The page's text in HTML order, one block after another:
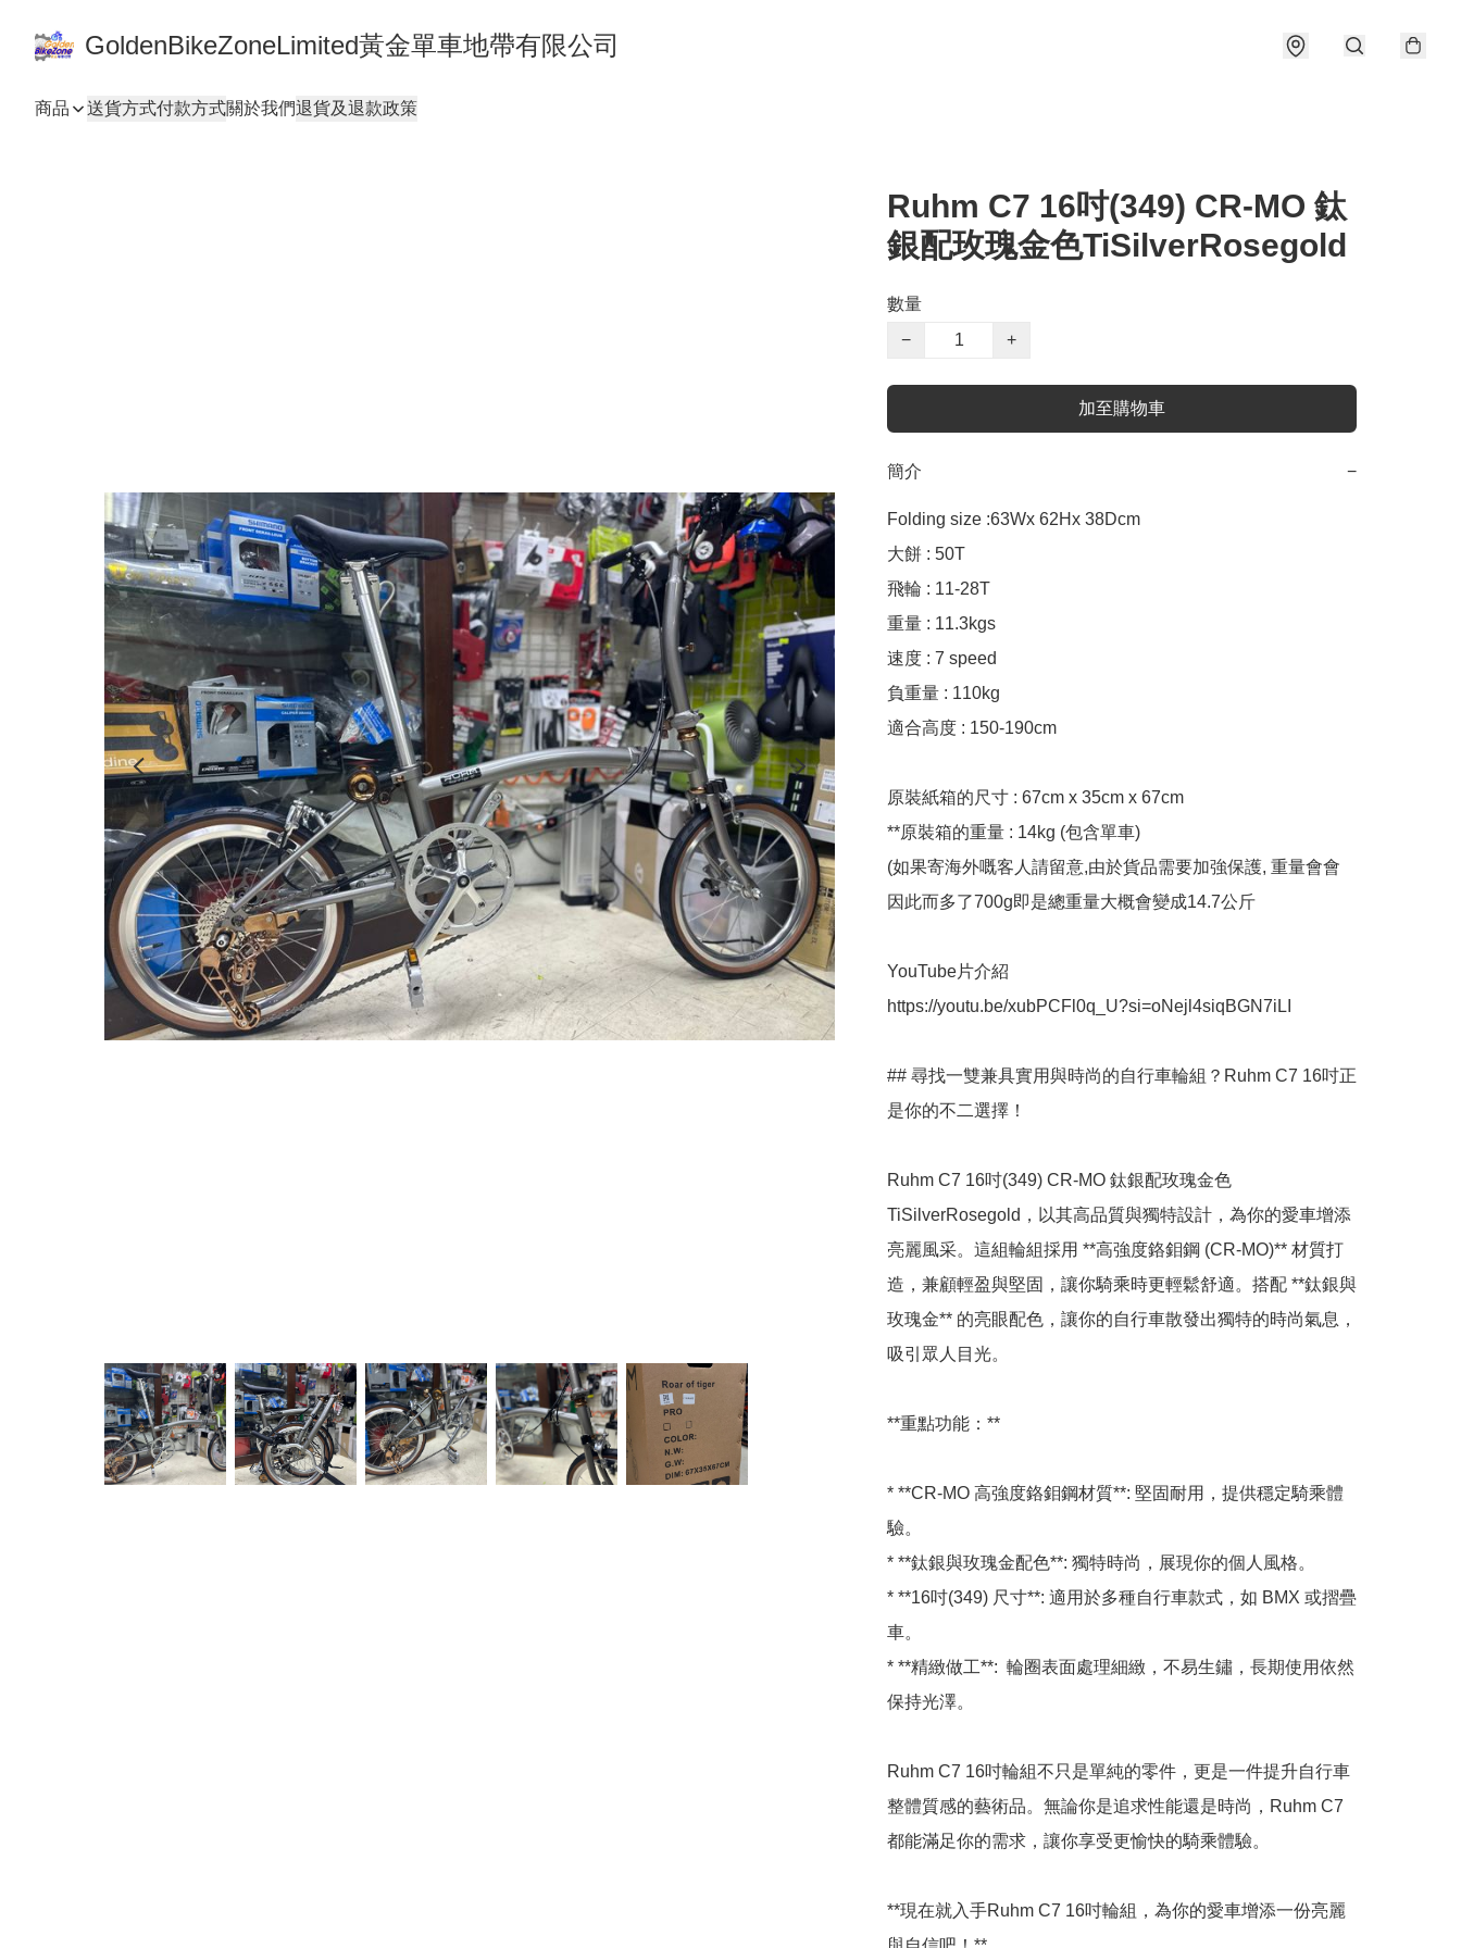
GoldenBikeZoneLimited黃金單車地帶有限公司
商品 送貨方式付款方式關於我們退貨及退款政策
Ruhm C7 16吋(349) CR-MO 鈦
銀配玫瑰金色TiSilverRosegold
數量
−
+
加至購物車
簡介 −
Folding size :63Wx 62Hx 38Dcm
大餅 : 50T
飛輪 : 11-28T
重量 : 11.3kgs
速度 : 7 speed
負重量 : 110kg
適合高度 : 150-190cm
原裝紙箱的尺寸 : 67cm x 35cm x 67cm
**原裝箱的重量 : 14kg (包含單車)
(如果寄海外嘅客人請留意,由於貨品需要加強保護, 重量會會
因此而多了700g即是總重量大概會變成14.7公斤
YouTube片介紹
https://youtu.be/xubPCFl0q_U?si=oNejl4siqBGN7iLI
## 尋找一雙兼具實用與時尚的自行車輪組？Ruhm C7 16吋正
是你的不二選擇！
Ruhm C7 16吋(349) CR-MO 鈦銀配玫瑰金色
TiSilverRosegold，以其高品質與獨特設計，為你的愛車增添
亮麗風采。這組輪組採用 **高強度鉻鉬鋼 (CR-MO)** 材質打
造，兼顧輕盈與堅固，讓你騎乘時更輕鬆舒適。搭配 **鈦銀與
玫瑰金** 的亮眼配色，讓你的自行車散發出獨特的時尚氣息，
吸引眾人目光。
**重點功能：**
* **CR-MO 高強度鉻鉬鋼材質**: 堅固耐用，提供穩定騎乘體
驗。
* **鈦銀與玫瑰金配色**: 獨特時尚，展現你的個人風格。
* **16吋(349) 尺寸**: 適用於多種自行車款式，如 BMX 或摺疊
車。
* **精緻做工**:  輪圈表面處理細緻，不易生鏽，長期使用依然
保持光澤。
Ruhm C7 16吋輪組不只是單純的零件，更是一件提升自行車
整體質感的藝術品。無論你是追求性能還是時尚，Ruhm C7
都能滿足你的需求，讓你享受更愉快的騎乘體驗。
**現在就入手Ruhm C7 16吋輪組，為你的愛車增添一份亮麗